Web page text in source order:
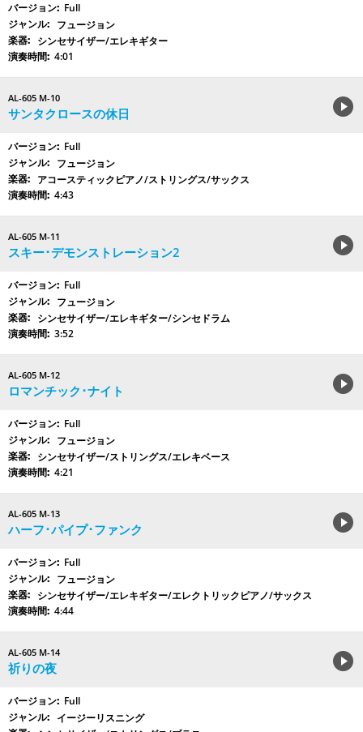
Full
フュージョン
シンセサイザー/エレキギター
4:01
AL-605 M-10
サンタクロースの休日
Full
フュージョン
アコースティックピアノ/ストリングス/サックス
4:43
AL-605 M-11
スキー･デモンストレーション2
Full
フュージョン
シンセサイザー/エレキギター/シンセドラム
3:52
AL-605 M-12
ロマンチック･ナイト
Full
フュージョン
シンセサイザー/ストリングス/エレキベース
4:21
AL-605 M-13
ハーフ･パイプ･ファンク
Full
フュージョン
シンセサイザー/エレキギター/エレクトリックピアノ/サックス
4:44
AL-605 M-14
祈りの夜
Full
イージーリスニング